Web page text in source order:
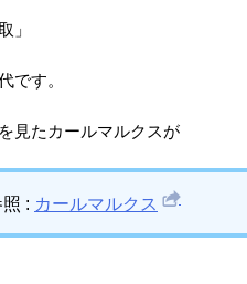
」
です。
見たカールマルクスが
: カールマルクス